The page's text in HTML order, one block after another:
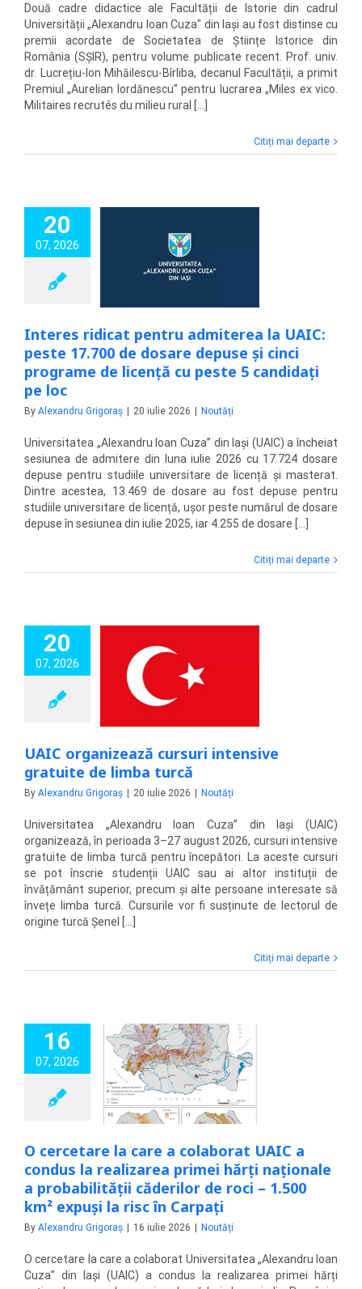
Două cadre didactice ale Facultății de Istorie din cadrul
Universității „Alexandru Ioan Cuza" din Iași au fost distinse cu
premii acordate de Societatea de Științe Istorice din
România (SȘIR), pentru volume publicate recent. Prof. univ.
dr. Lucrețiu-Ion Mihăilescu-Bîrliba, decanul Facultății, a primit
Premiul „Aurelian Iordănescu” pentru lucrarea „Miles ex vico.
Militaires recrutés du milieu rural [...]
Citiți mai departe
20
07, 2026
ridicat pentru
la UAIC: peste
dosare depuse
programe de
cu peste 5
Interes ridicat pentru admiterea la UAIC:
peste 17.700 de dosare depuse și cinci
programe de licență cu peste 5 candidați
pe loc
By Alexandru Grigoraș 20 iulie 2026 Noutăți
Universitatea „Alexandru Ioan Cuza” din Iași (UAIC) a încheiat
sesiunea de admitere din luna iulie 2026 cu 17.724 dosare
depuse pentru studiile universitare de licență și masterat.
Dintre acestea, 13.469 de dosare au fost depuse pentru
studiile universitare de licență, ușor peste numărul de dosare
depuse în sesiunea din iulie 2025, iar 4.255 de dosare [...]
Citiți mai departe
20
07, 2026
cursuri
UAIC organizează cursuri intensive
gratuite de limba turcă
By Alexandru Grigoraș | 20 iulie 2026 | Noutăți
Universitatea „Alexandru Ioan Cuza” din Iași (UAIC)
organizează, în perioada 3–27 august 2026, cursuri intensive
gratuite de limba turcă pentru începători. La aceste cursuri
se pot înscrie studenții UAIC sau ai altor instituții de
învățământ superior, precum și alte persoane interesate să
învețe limba turcă. Cursurile vor fi susținute de lectorul de
origine turcă Şenel [...]
Citiți mai departe
16
07, 2026
la care a
UAIC a condus
primei hărți
de roci – 1.500
NoutățiO cercetare la care a colaborat UAIC a
condus la realizarea primei hărți naționale
a probabilității căderilor de roci – 1.500
km² expuși la risc în Carpați
By Alexandru Grigoraș 16 iulie 2026 Noutăți
O cercetare la care a colaborat Universitatea „Alexandru Ioan
Cuza” din Iași (UAIC) a condus la realizarea primei hărți